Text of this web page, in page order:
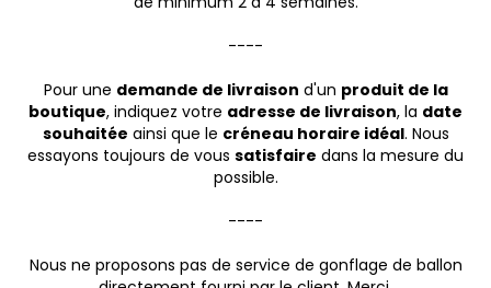
----
Pour une demande de livraison d'un produit de la
boutique, indiquez votre adresse de livraison, la date
souhaitée ainsi que le créneau horaire idéal. Nous
essayons toujours de vous satisfaire dans la mesure du
possible.
----
Nous ne proposons pas de service de gonflage de ballon